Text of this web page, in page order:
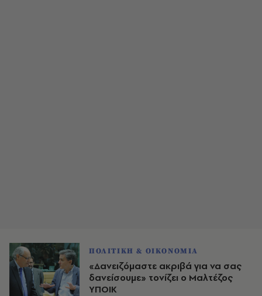
ΠΟΛΙΤΙΚΗ & ΟΙΚΟΝΟΜΙΑ
«Δανειζόμαστε ακριβά για να σας
δανείσουμε» τονίζει ο Μαλτέζος
ΥΠΟΙΚ